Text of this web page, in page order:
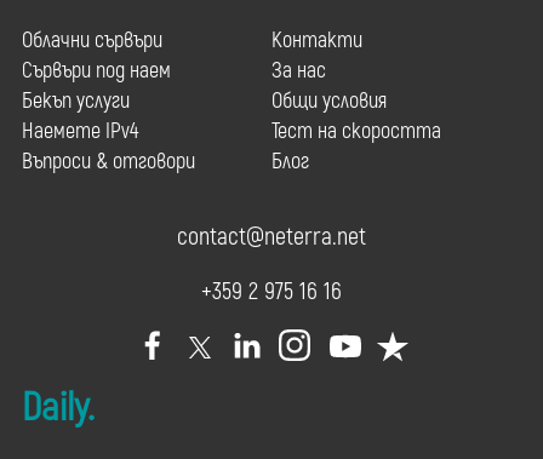
Облачни сървъри
Сървъри под наем
Бекъп услуги
Наемете IPv4
Въпроси & отговори
Контакти
За нас
Общи условия
Тест на скоростта
Блог
contact@neterra.net
+359 2 975 16 16
Daily.